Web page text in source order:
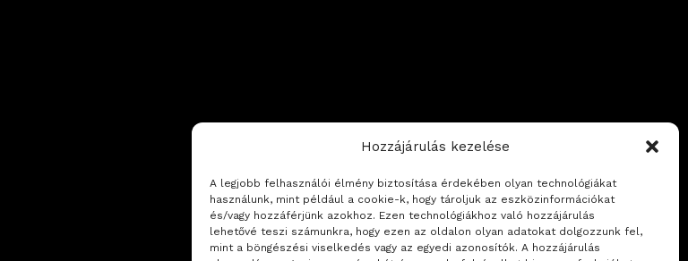
Hozzájárulás kezelése
A legjobb felhasználói élmény biztosítása érdekében olyan technológiákat
használunk, mint például a cookie-k, hogy tároljuk az eszközinformációkat
és/vagy hozzáférjünk azokhoz. Ezen technológiákhoz való hozzájárulás
lehetővé teszi számunkra, hogy ezen az oldalon olyan adatokat dolgozzunk fel,
mint a böngészési viselkedés vagy az egyedi azonosítók. A hozzájárulás